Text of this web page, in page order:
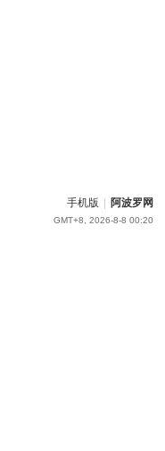
手机版 阿波罗网
GMT+8, 2026-8-8 00:20